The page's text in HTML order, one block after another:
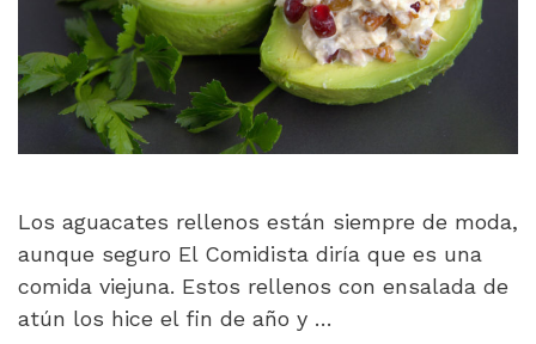
Los aguacates rellenos están siempre de moda,
aunque seguro El Comidista diría que es una
comida viejuna. Estos rellenos con ensalada de
atún los hice el fin de año y …